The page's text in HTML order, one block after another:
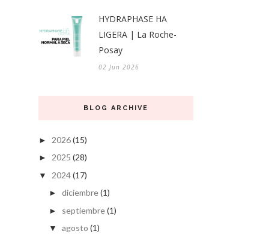
HYDRAPHASE HA
LIGERA | La Roche-
Posay
02 Jun 2026
BLOG ARCHIVE
► 2026(15)
► 2025 (28)
▼ 2024(17)
► diciembre(1)
► septiembre(1)
▼ agosto (1)